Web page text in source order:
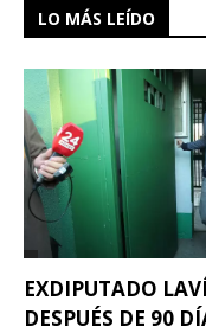
LO MÁS LEÍDO
EXDIPUTADO
DESPUÉS DE 90